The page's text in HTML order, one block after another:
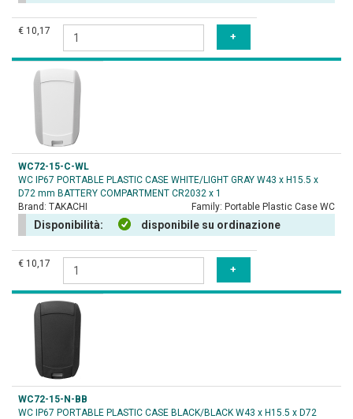
€ 10,17
WC72-15-C-WL
WC IP67 PORTABLE PLASTIC CASE WHITE/LIGHT GRAY W43 x H15.5 x
D72 mm BATTERY COMPARTMENT CR2032 x 1
Brand: TAKACHI Family: Portable Plastic Case WC
Disponibilità: disponibile su ordinazione
€ 10,17
WC72-15-N-BB
WC IP67 PORTABLE PLASTIC CASE BLACK/BLACK W43 x H15.5 x D72